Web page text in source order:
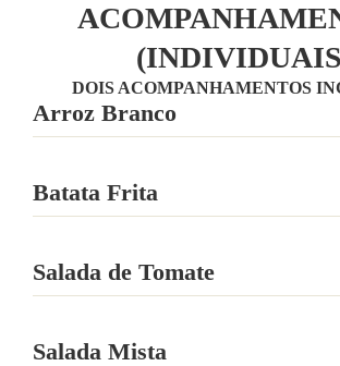
DOIS ACOMPANHAMENTOS
Arroz Branco
Batata Frita
Salada de Tomate
Salada Mista